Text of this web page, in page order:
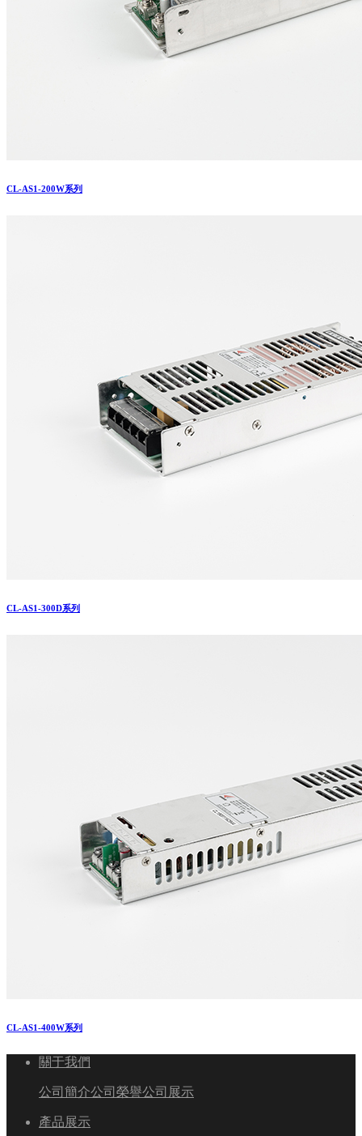
CL-AS1-200W系列
CL-AS1-300D系列
CL-AS1-400W系列
關于我們
公司簡介公司榮譽公司展示
產品展示